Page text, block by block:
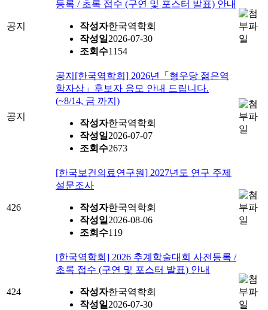
공지
등록 / 초록 접수 (구연 및 포스터 발표) 안내
작성자한국역학회
작성일 2026-07-30
조회수1154
공지
공지 [한국역학회] 2026년「형우당 젊은역
학자상」후보자 응모 안내 드립니다.
(~8/14, 금 까지)
작성자한국역학회
작성일 2026-07-07
조회수2673
426
[한국보건의료연구원] 2027년도 연구 주제
설문조사
작성자한국역학회
작성일 2026-08-06
조회수119
424
[한국역학회] 2026 추계학술대회 사전등록 /
초록 접수 (구연 및 포스터 발표) 안내
작성자한국역학회
작성일 2026-07-30